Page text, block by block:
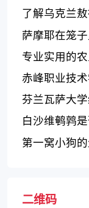
了解乌克兰
评价
萨摩耶在笼
专业实用的
学院
赤峰职业技
生就业和校
芬兰瓦萨大
白沙维鹌鹑
第一窝小狗的
二维码